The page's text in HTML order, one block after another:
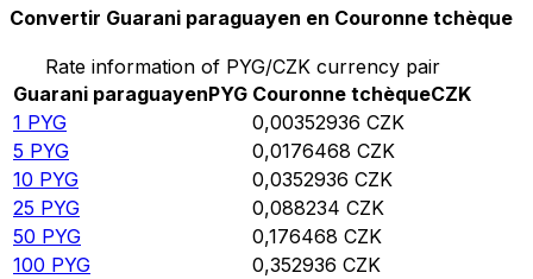
Convertir Guarani paraguayen en Couronne tchèque
Rate information of PYG/CZK currency pair
Guarani paraguayenPYG Couronne tchèqueCZK
1 PYG 0,00352936 CZK
5 PYG 0,0176468 CZK
10 PYG 0,0352936 CZK
25 PYG 0,088234 CZK
50 PYG 0,176468 CZK
100 PYG 0,352936 CZK